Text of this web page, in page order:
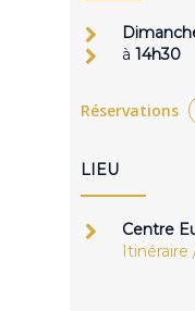
à 14h30
Réservations
LIEU
Centre
Itinéraire